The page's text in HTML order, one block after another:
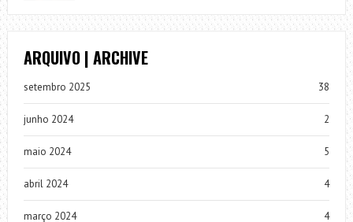
ARQUIVO | ARCHIVE
setembro 2025 38
junho 2024 2
maio 2024 5
abril 2024 4
março 2024 4